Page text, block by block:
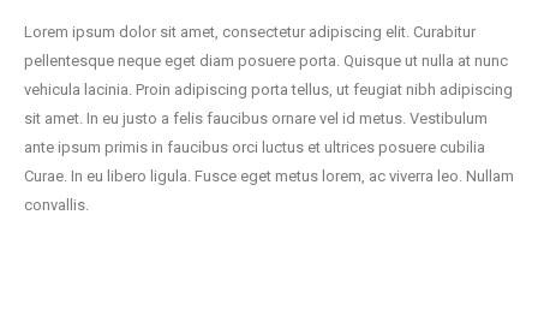
Lorem ipsum dolor sit amet, consectetur adipiscing elit. Curabitur
pellentesque neque eget diam posuere porta. Quisque ut nulla at nunc
vehicula lacinia. Proin adipiscing porta tellus, ut feugiat nibh adipiscing
sit amet. In eu justo a felis faucibus ornare vel id metus. Vestibulum
ante ipsum primis in faucibus orci luctus et ultrices posuere cubilia
Curae. In eu libero ligula. Fusce eget metus lorem, ac viverra leo. Nullam
convallis.